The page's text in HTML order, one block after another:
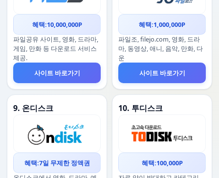
혜택:10,000,000P
파일공유 사이트, 영화, 드라마,
게임, 만화 등 다운로드 서비스
제공.
사이트 바로가기
혜택:1,000,000P
파일조, filejo.com, 영화, 드라
마, 동영상, 애니, 음악, 만화, 다
운
사이트 바로가기
9. 온디스크
혜택:7일 무제한 정액권
10. 투디스크
혜택:100,000P